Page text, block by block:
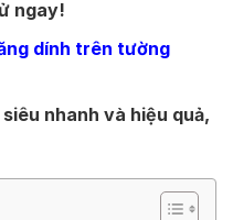
ngay!
dính trên tường
nhanh và hiệu quả,